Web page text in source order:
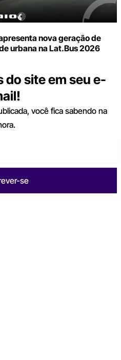
nova geração de
urbana na Lat.Bus 2026
do site em seu e-
você fica sabendo na
se